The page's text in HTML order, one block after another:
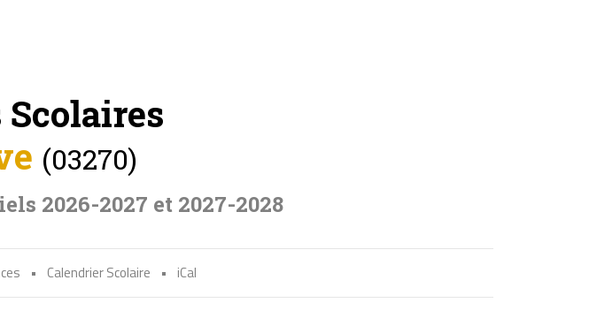
(03270)
2026-2027 et 2027-2028
• Calendrier Scolaire • iCal